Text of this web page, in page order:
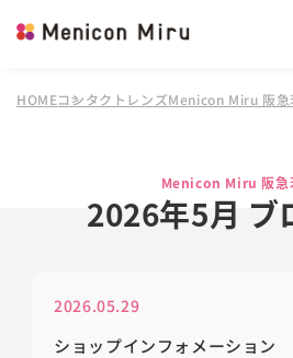
HOMEコンタクトレンズMenicon Miru 阪急
Menicon Miru 阪急
2026年5月 ブ
2026.05.29
ショップインフォメーション